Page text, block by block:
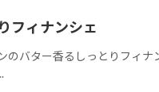
フィナンシェ
バター香るしっとりフィナ